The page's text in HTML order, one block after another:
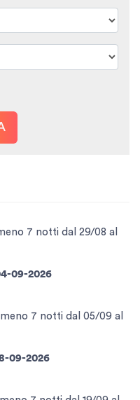
7 notti dal 29/08 al
09-2026
7 notti dal 05/09 al
09-2026